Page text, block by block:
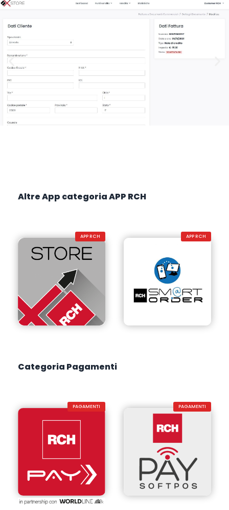
Altre App categoria APP RCH
APP RCH APP RCH
Categoria Pagamenti
PAGAMENTI PAGAMENTI